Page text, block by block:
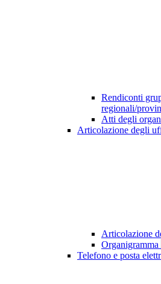
Rendiconti
regionali/
Atti degli
Articolazione degli
Articolazione
Organigramma
Telefono e posta